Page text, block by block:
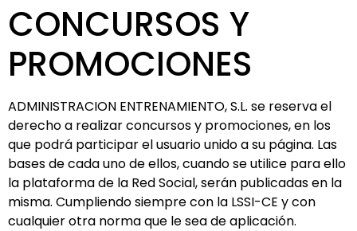
CONCURSOS Y
PROMOCIONES
ADMINISTRACION ENTRENAMIENTO, S.L. se reserva el
derecho a realizar concursos y promociones, en los
que podrá participar el usuario unido a su página. Las
bases de cada uno de ellos, cuando se utilice para ello
la plataforma de la Red Social, serán publicadas en la
misma. Cumpliendo siempre con la LSSI-CE y con
cualquier otra norma que le sea de aplicación.